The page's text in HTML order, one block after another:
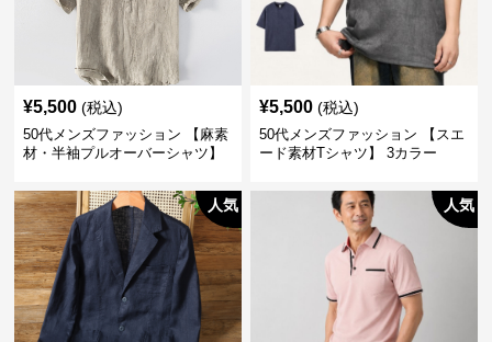
¥5,500 (税込)
50代メンズファッション 【麻素
材・半袖プルオーバーシャツ】
¥5,500 (税込)
50代メンズファッション 【スエ
ード素材Tシャツ】 3カラー
人気 人気